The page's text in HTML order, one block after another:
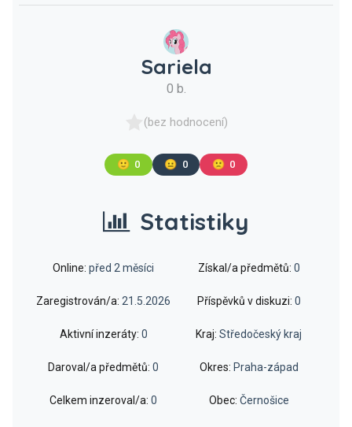
Sariela
0 b.
(bez hodnocení)
🙂 0 😐 0 🙁 0
Statistiky
Online: před 2 měsíci
Zaregistrován/a: 21.5.2026
Aktivní inzeráty: 0
Daroval/a předmětů: 0
Celkem inzeroval/a: 0
Získal/a předmětů: 0
Příspěvků v diskuzi: 0
Kraj: Středočeský kraj
Okres: Praha-západ
Obec: Černošice